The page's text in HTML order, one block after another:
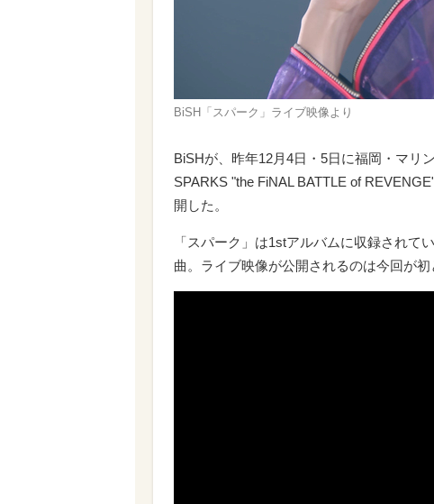
BiSH「スパーク」ライブ映像より
BiSHが、昨年12月4日・5日に福岡・マリ
SPARKS "the FiNAL BATTLE of
開した。
「スパーク」は1stアルバムに収録されて
曲。ライブ映像が公開されるのは今回が初